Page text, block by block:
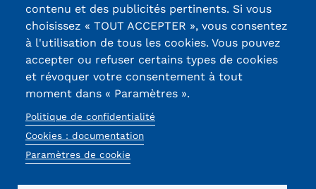
13, Rue Ernest
Thierry-Mieg
90010 BELFORT
Cedex
03 84 58 33 10
Réseaux
sociaux
contenu et des publicités pertinents. Si vous
choisissez « TOUT ACCEPTER », vous consentez
à l'utilisation de tous les cookies. Vous pouvez
accepter ou refuser certains types de cookies
et révoquer votre consentement à tout
moment dans « Paramètres ».
Politique de confidentialité
Cookies : documentation
Paramètres de cookie